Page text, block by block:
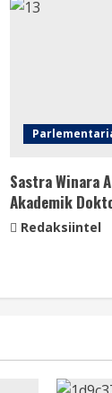
Sastra Winara
Akademik
Redaksiintel